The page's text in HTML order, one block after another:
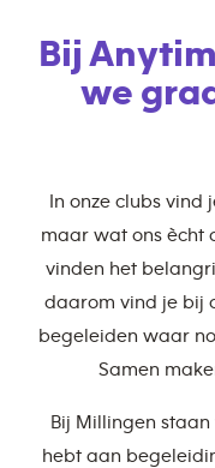
Bij
we
In onze clubs vind
maar wat ons ècht
vinden het
daarom vind je bij
begeleiden waar
Samen
Bij Millingen
hebt aan